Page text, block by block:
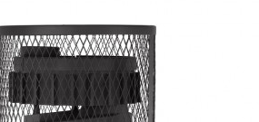
корзине –0
в корзину